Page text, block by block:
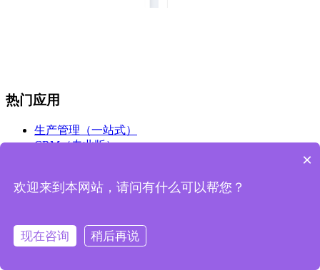
热门应用
生产管理（一站式）
CRM（专业版）
售后管理（标准版）
解决方案
×
欢迎来到本网站，请问有什么可以帮您？
现在咨询 稍后再说